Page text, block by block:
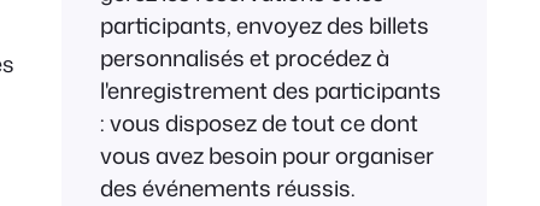
participants, envoyez des billets
personnalisés et procédez à
l'enregistrement des participants
: vous disposez de tout ce dont
vous avez besoin pour organiser
des événements réussis.